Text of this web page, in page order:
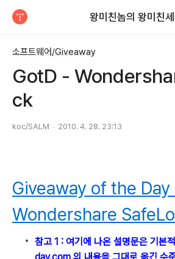
왕미친놈의 왕미친
소프트웨어/Giveaway
GotD -
ck
koc/SALM 2010. 4. 28. 23:13
Giveaway of the Day
Wondershare
참고 1 : 여기에 나온 설명문은 기